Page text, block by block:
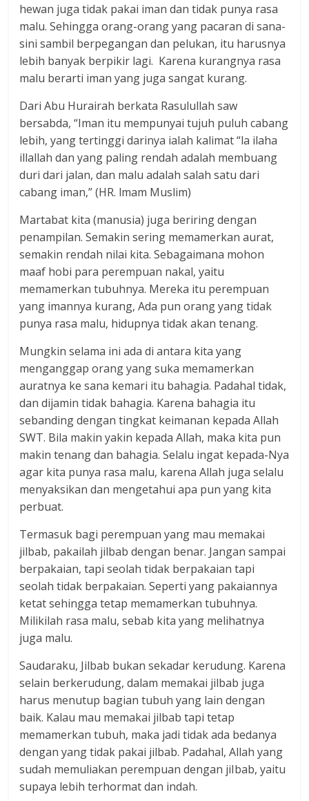
hewan juga tidak pakai iman dan tidak punya rasa
malu. Sehingga orang-orang yang pacaran di sana-
sini sambil berpegangan dan pelukan, itu harusnya
lebih banyak berpikir lagi. Karena kurangnya rasa
malu berarti iman yang juga sangat kurang.
Dari Abu Hurairah berkata Rasulullah saw
bersabda, “Iman itu mempunyai tujuh puluh cabang
lebih, yang tertinggi darinya ialah kalimat “la ilaha
illallah dan yang paling rendah adalah membuang
duri dari jalan, dan malu adalah salah satu dari
cabang iman,” (HR. lmam Muslim)
Martabat kita (manusia) juga beriring dengan
penampilan. Semakin sering memamerkan aurat,
semakin rendah nilai kita. Sebagaimana mohon
maaf hobi para perempuan nakal, yaitu
memamerkan tubuhnya. Mereka itu perempuan
yang imannya kurang, Ada pun orang yang tidak
punya rasa malu, hidupnya tidak akan tenang.
Mungkin selama ini ada di antara kita yang
menganggap orang yang suka memamerkan
auratnya ke sana kemari itu bahagia. Padahal tidak,
dan dijamin tidak bahagia. Karena bahagia itu
sebanding dengan tingkat keimanan kepada Allah
SWT. Bila makin yakin kepada Allah, maka kita pun
makin tenang dan bahagia. Selalu ingat kepada-Nya
agar kita punya rasa malu, karena Allah juga selalu
menyaksikan dan mengetahui apa pun yang kita
perbuat.
Termasuk bagi perempuan yang mau memakai
jilbab, pakailah jilbab dengan benar. Jangan sampai
berpakaian, tapi seolah tidak berpakaian tapi
seolah tidak berpakaian. Seperti yang pakaiannya
ketat sehingga tetap memamerkan tubuhnya.
Milikilah rasa malu, sebab kita yang melihatnya
juga malu.
Saudaraku, Jilbab bukan sekadar kerudung. Karena
selain berkerudung, dalam memakai jilbab juga
harus menutup bagian tubuh yang lain dengan
baik. Kalau mau memakai jilbab tapi tetap
memamerkan tubuh, maka jadi tidak ada bedanya
dengan yang tidak pakai jilbab. Padahal, Allah yang
sudah memuliakan perempuan dengan jiIbab, yaitu
supaya lebih terhormat dan indah.